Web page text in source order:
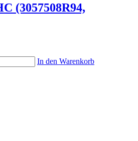
(3057508R94,
In den Warenkorb